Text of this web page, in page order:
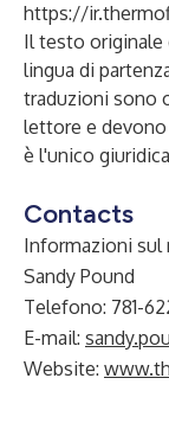
https://
Il testo originale
lingua di
traduzioni sono
lettore e devono
è l'unico
Contacts
Informazioni sul
Sandy Pound
Telefono: 781-
E-mail:
Website: